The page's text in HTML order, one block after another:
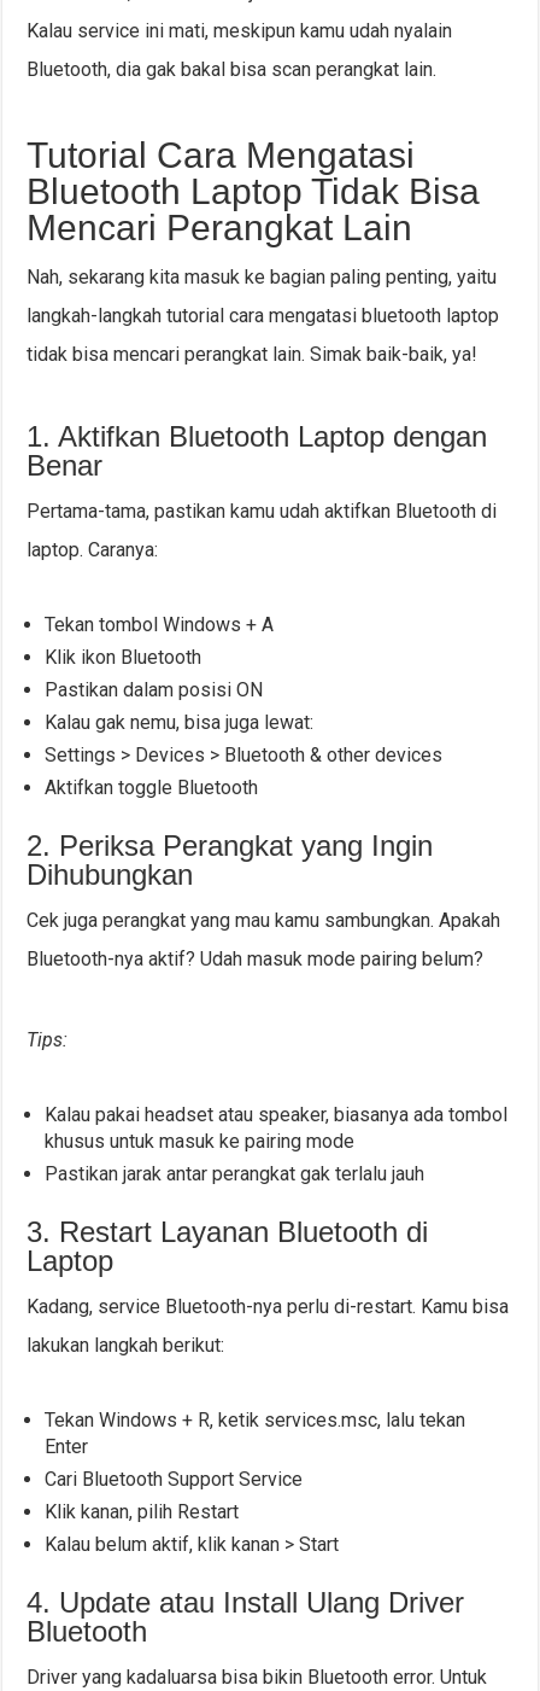
Kalau service ini mati, meskipun kamu udah nyalain
Bluetooth, dia gak bakal bisa scan perangkat lain.
Tutorial Cara Mengatasi
Bluetooth Laptop Tidak Bisa
Mencari Perangkat Lain
Nah, sekarang kita masuk ke bagian paling penting, yaitu
langkah-langkah tutorial cara mengatasi bluetooth laptop
tidak bisa mencari perangkat lain. Simak baik-baik, ya!
1. Aktifkan Bluetooth Laptop dengan
Benar
Pertama-tama, pastikan kamu udah aktifkan Bluetooth di
laptop. Caranya:
Tekan tombol Windows + A
Klik ikon Bluetooth
Pastikan dalam posisi ON
Kalau gak nemu, bisa juga lewat:
Settings > Devices > Bluetooth & other devices
Aktifkan toggle Bluetooth
2. Periksa Perangkat yang Ingin
Dihubungkan
Cek juga perangkat yang mau kamu sambungkan. Apakah
Bluetooth-nya aktif? Udah masuk mode pairing belum?
Tips:
Kalau pakai headset atau speaker, biasanya ada tombol
khusus untuk masuk ke pairing mode
Pastikan jarak antar perangkat gak terlalu jauh
3. Restart Layanan Bluetooth di
Laptop
Kadang, service Bluetooth-nya perlu di-restart. Kamu bisa
lakukan langkah berikut:
Tekan Windows + R, ketik services.msc, lalu tekan
Enter
Cari Bluetooth Support Service
Klik kanan, pilih Restart
Kalau belum aktif, klik kanan > Start
4. Update atau Install Ulang Driver
Bluetooth
Driver yang kadaluarsa bisa bikin Bluetooth error. Untuk